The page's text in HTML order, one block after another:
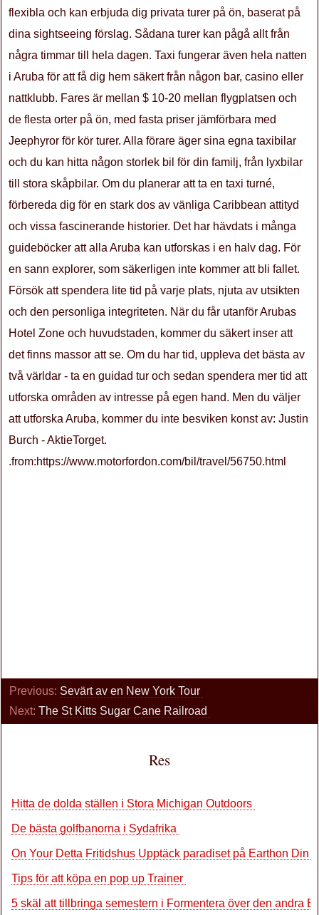
flexibla och kan erbjuda dig privata turer på ön, baserat på
dina sightseeing förslag. Sådana turer kan pågå allt från
några timmar till hela dagen. Taxi fungerar även hela natten
i Aruba för att få dig hem säkert från någon bar, casino eller
nattklubb. Fares är mellan $ 10-20 mellan flygplatsen och
de flesta orter på ön, med fasta priser jämförbara med
Jeephyror för kör turer. Alla förare äger sina egna taxibilar
och du kan hitta någon storlek bil för din familj, från lyxbilar
till stora skåpbilar. Om du planerar att ta en taxi turné,
förbereda dig för en stark dos av vänliga Caribbean attityd
och vissa fascinerande historier. Det har hävdats i många
guideböcker att alla Aruba kan utforskas i en halv dag. För
en sann explorer, som säkerligen inte kommer att bli fallet.
Försök att spendera lite tid på varje plats, njuta av utsikten
och den personliga integriteten. När du får utanför Arubas
Hotel Zone och huvudstaden, kommer du säkert inser att
det finns massor att se. Om du har tid, uppleva det bästa av
två världar - ta en guidad tur och sedan spendera mer tid att
utforska områden av intresse på egen hand. Men du väljer
att utforska Aruba, kommer du inte besviken konst av: Justin
Burch - AktieTorget.
.from:https://www.motorfordon.com/bil/travel/56750.html
Previous: Sevärt av en New York Tour
Next: The St Kitts Sugar Cane Railroad
Res
Hitta de dolda ställen i Stora Michigan Outdoors
De bästa golfbanorna i Sydafrika
On Your Detta Fritidshus Upptäck paradiset på Earthon Din
Tips för att köpa en pop up Trainer
5 skäl att tillbringa semestern i Formentera över den andra